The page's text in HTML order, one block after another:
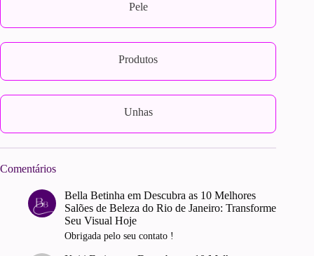
Pele
Produtos
Unhas
Comentários
Bella Betinha em Descubra as 10 Melhores
Salões de Beleza do Rio de Janeiro: Transforme
Seu Visual Hoje
Obrigada pelo seu contato !